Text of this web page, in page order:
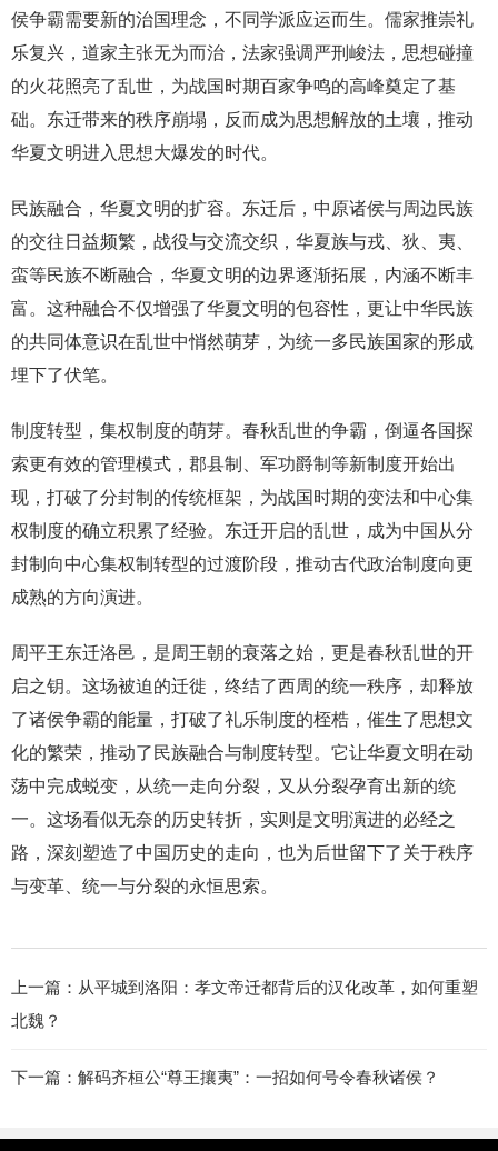
侯争霸需要新的治国理念，不同学派应运而生。儒家推崇礼
乐复兴，道家主张无为而治，法家强调严刑峻法，思想碰撞
的火花照亮了乱世，为战国时期百家争鸣的高峰奠定了基
础。东迁带来的秩序崩塌，反而成为思想解放的土壤，推动
华夏文明进入思想大爆发的时代。
民族融合，华夏文明的扩容。东迁后，中原诸侯与周边民族
的交往日益频繁，战役与交流交织，华夏族与戎、狄、夷、
蛮等民族不断融合，华夏文明的边界逐渐拓展，内涵不断丰
富。这种融合不仅增强了华夏文明的包容性，更让中华民族
的共同体意识在乱世中悄然萌芽，为统一多民族国家的形成
埋下了伏笔。
制度转型，集权制度的萌芽。春秋乱世的争霸，倒逼各国探
索更有效的管理模式，郡县制、军功爵制等新制度开始出
现，打破了分封制的传统框架，为战国时期的变法和中心集
权制度的确立积累了经验。东迁开启的乱世，成为中国从分
封制向中心集权制转型的过渡阶段，推动古代政治制度向更
成熟的方向演进。
周平王东迁洛邑，是周王朝的衰落之始，更是春秋乱世的开
启之钥。这场被迫的迁徙，终结了西周的统一秩序，却释放
了诸侯争霸的能量，打破了礼乐制度的桎梏，催生了思想文
化的繁荣，推动了民族融合与制度转型。它让华夏文明在动
荡中完成蜕变，从统一走向分裂，又从分裂孕育出新的统
一。这场看似无奈的历史转折，实则是文明演进的必经之
路，深刻塑造了中国历史的走向，也为后世留下了关于秩序
与变革、统一与分裂的永恒思索。
上一篇： 从平城到洛阳：孝文帝迁都背后的汉化改革，如何重塑
北魏？
下一篇： 解码齐桓公“尊王攘夷”：一招如何号令春秋诸侯？